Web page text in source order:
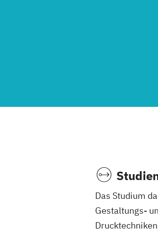
Das Studium
Gestaltungs-